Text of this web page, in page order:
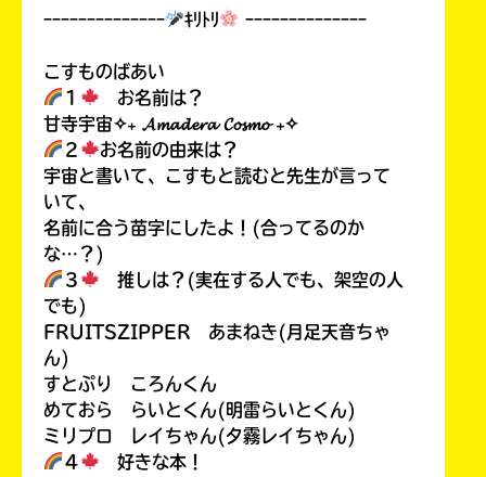
ｰｰｰｰｰｰｰｰｰｰｰｰｰｰ ｷﾘﾄﾘ ｰｰｰｰｰｰｰｰｰｰｰｰｰｰ
こすものばあい
１
お名前は？
甘寺宇宙✧₊ 𝓐𝓶𝓪𝓭𝓮𝓻𝓪 𝓒𝓸𝓼𝓶𝓸 ₊✧
２
お名前の由来は？
宇宙と書いて、こすもと読むと先生が言って
いて、
名前に合う苗字にしたよ！(合ってるのか
な…？)
３
推しは？(実在する人でも、架空の人
でも)
FRUITSZIPPER あまねき(月足天音ちゃ
ん)
すとぷり ころんくん
めておら らいとくん(明雷らいとくん)
ミリプロ レイちゃん(夕霧レイちゃん)
４
好きな本！